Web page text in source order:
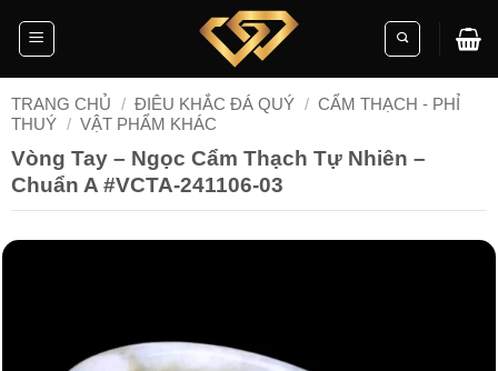
TRANG CHỦ / ĐIÊU KHẮC ĐÁ QUÝ / CẨM THẠCH - PHỈ
THUÝ / VẬT PHẨM KHÁC
Vòng Tay – Ngọc Cẩm Thạch Tự Nhiên –
Chuẩn A #VCTA-241106-03